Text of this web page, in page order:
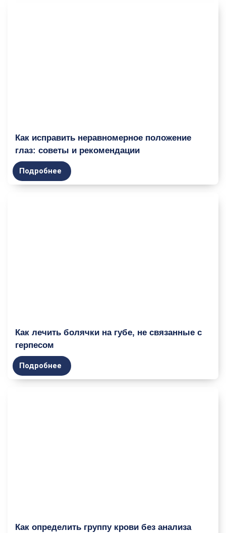
Как исправить неравномерное положение
глаз: советы и рекомендации
Подробнее
Как лечить болячки на губе, не связанные с
герпесом
Подробнее
Как определить группу крови без анализа